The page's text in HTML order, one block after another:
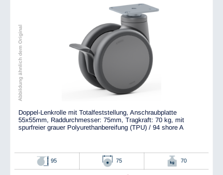
Abbildung ähnlich dem Original
Doppel-Lenkrolle mit Totalfeststellung, Anschraubplatte
55x55mm, Raddurchmesser: 75mm, Tragkraft: 70 kg, mit
spurfreier grauer Polyurethanbereifung (TPU) / 94 shore A
95 75 70